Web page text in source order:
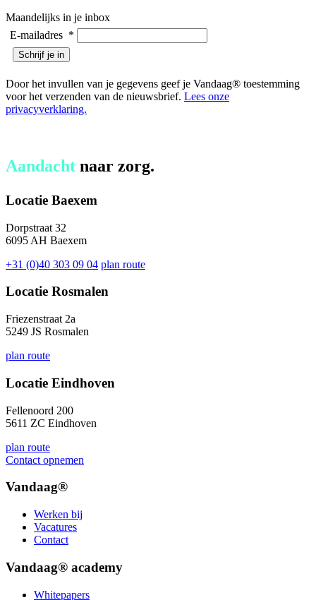
Maandelijks in je inbox
E-mailadres *
Door het invullen van je gegevens geef je Vandaag® toestemming
voor het verzenden van de nieuwsbrief. Lees onze
privacyverklaring.
Aandacht naar zorg.
Locatie Baexem
Dorpstraat 32
6095 AH Baexem
+31 (0)40 303 09 04 plan route
Locatie Rosmalen
Friezenstraat 2a
5249 JS Rosmalen
plan route
Locatie Eindhoven
Fellenoord 200
5611 ZC Eindhoven
plan route
Contact opnemen
Vandaag®
Werken bij
Vacatures
Contact
Vandaag® academy
Whitepapers